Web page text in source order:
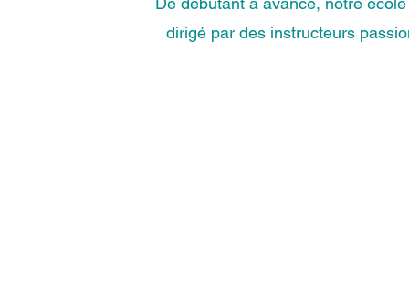
dirigé par des instructeurs